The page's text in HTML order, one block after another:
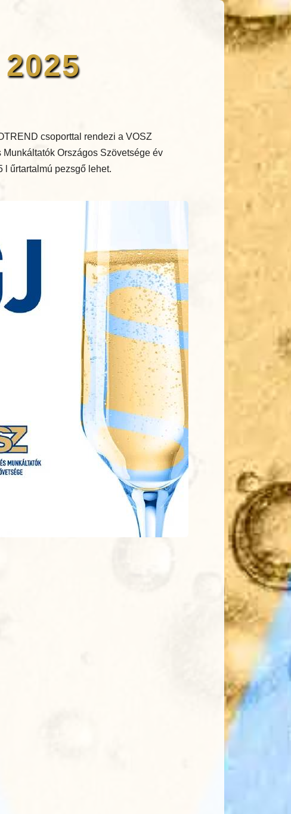
csoporttal rendezi a VOSZ
Országos Szövetsége év
l űrtartalmú pezsgő lehet.